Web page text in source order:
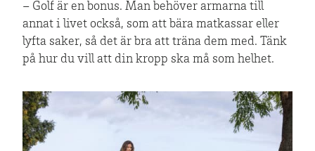
– Golf är en bonus. Man behöver armarna till
annat i livet också, som att bära matkassar eller
lyfta saker, så det är bra att träna dem med. Tänk
på hur du vill att din kropp ska må som helhet.